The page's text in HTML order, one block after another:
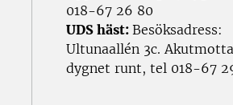
018-67 26 80
UDS häst: Besöksadress:
Ultunaallén 3c.
dygnet runt, tel 018-67